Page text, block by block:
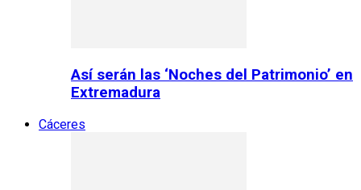
Así serán las ‘Noches del Patrimonio’ en
Extremadura
Cáceres